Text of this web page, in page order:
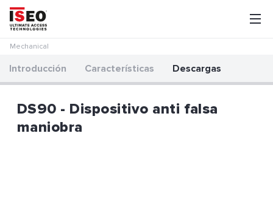
Mechanical
Introducción Características Descargas
DS90 - Dispositivo anti falsa
maniobra